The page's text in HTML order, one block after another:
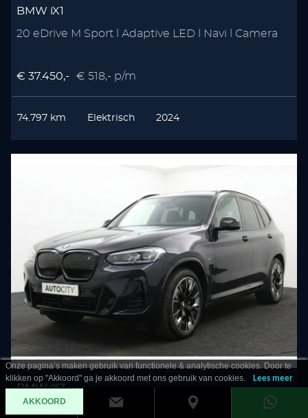
BMW iX1
20 eDrive M Sport l Adaptive LED l Navi l Camera
€ 37.450,- € 518,- p/m
74.797 km Elektrisch 2024
BMW iX3
80KWH High Executive SOH 100%! Pano l HUD l
Onze pagina’s maken gebruik van functionele & analytische cookies. Door te
klikken op "Akkoord" ga je akkoord met ons gebruik van cookies.
Lees meer
AKKOORD